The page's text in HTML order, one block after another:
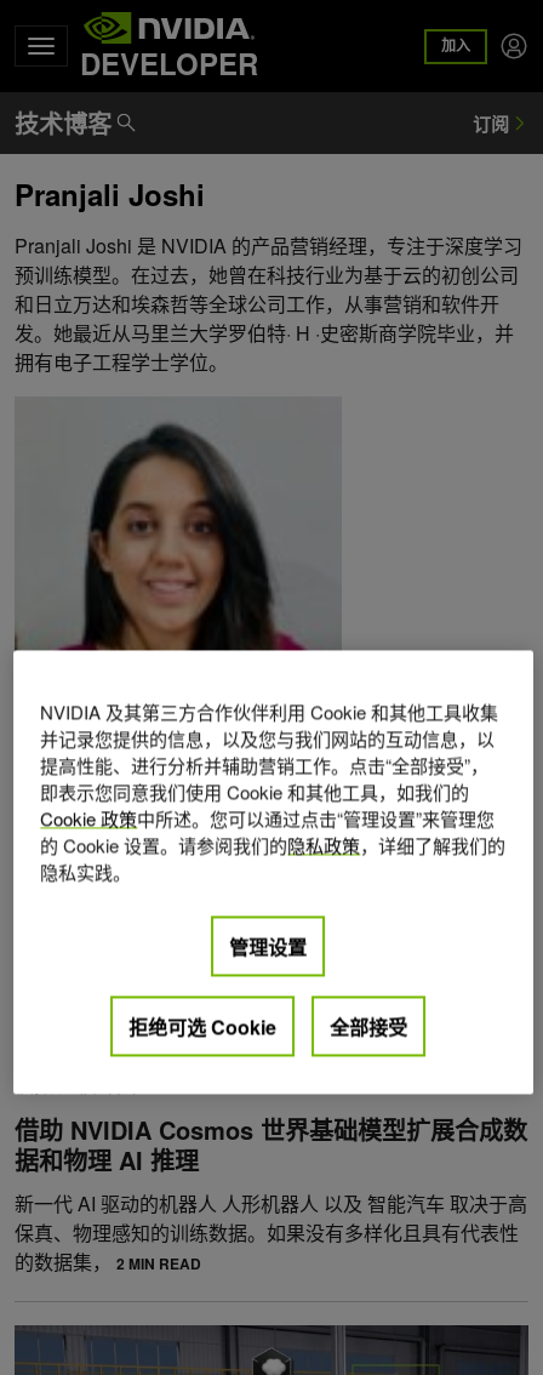
DEVELOPER 加入
Pranjali Joshi
Pranjali Joshi 是 NVIDIA 的产品营销经理，专注于深度学习
预训练模型。在过去，她曾在科技行业为基于云的初创公司
和日立万达和埃森哲等全球公司工作，从事营销和软件开
发。她最近从马里兰大学罗伯特· H ·史密斯商学院毕业，并
拥有电子工程学士学位。
Posts by Pranjali Joshi
借助 NVIDIA Cosmos 世界基础模型扩展合成数
据和物理 AI 推理
新一代 AI 驱动的机器人 人形机器人 以及 智能汽车 取决于高
保真、物理感知的训练数据。如果没有多样化且具有代表性
的数据集，
2 MIN READ
NVIDIA 及其第三方合作伙伴利用 Cookie 和其他工具收集
并记录您提供的信息，以及您与我们网站的互动信息，以
提高性能、进行分析并辅助营销工作。点击“全部接受”，
即表示您同意我们使用 Cookie 和其他工具，如我们的
Cookie 政策中所述。您可以通过点击“管理设置”来管理您
的 Cookie 设置。请参阅我们的隐私政策，详细了解我们的
隐私实践。
管理设置
拒绝可选 Cookie 全部接受